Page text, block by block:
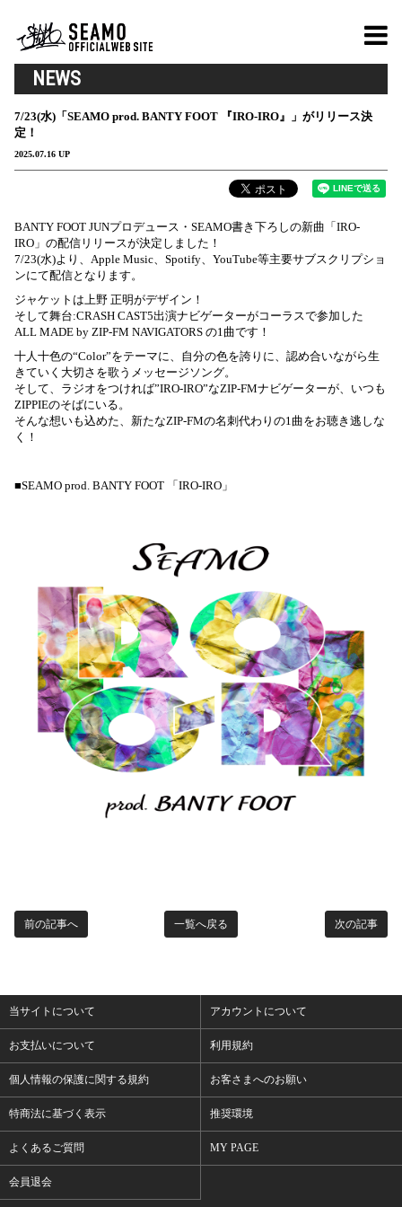
NEWS
7/23(水)「SEAMO prod. BANTY FOOT 『IRO-IRO』」がリリース決
定！
2025.07.16 UP
BANTY FOOT JUNプロデュース・SEAMO書き下ろしの新曲「IRO-
IRO」の配信リリースが決定しました！
7/23(水)より、Apple Music、Spotify、YouTube等主要サブスクリプショ
ンにて配信となります。
ジャケットは上野 正明がデザイン！
そして舞台:CRASH CAST5出演ナビゲーターがコーラスで参加した
ALL MADE by ZIP-FM NAVIGATORS の1曲です！
十人十色の“Color”をテーマに、自分の色を誇りに、認め合いながら生
きていく大切さを歌うメッセージソング。
そして、ラジオをつければ”IRO-IRO”なZIP-FMナビゲーターが、いつも
ZIPPIEのそばにいる。
そんな想いも込めた、新たなZIP-FMの名刺代わりの1曲をお聴き逃しな
く！
■SEAMO prod. BANTY FOOT 「IRO-IRO」
次の記事
一覧へ戻る
前の記事へ
当サイトについて アカウントについて
お支払いについて 利用規約
個人情報の保護に関する規約 お客さまへのお願い
特商法に基づく表示 推奨環境
よくあるご質問 MY PAGE
会員退会